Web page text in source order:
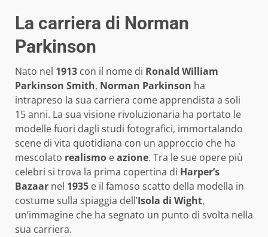
La carriera di Norman
Parkinson
Nato nel 1913 con il nome di Ronald William
Parkinson Smith, Norman Parkinson ha
intrapreso la sua carriera come apprendista a soli
15 anni. La sua visione rivoluzionaria ha portato le
modelle fuori dagli studi fotografici, immortalando
scene di vita quotidiana con un approccio che ha
mescolato realismo eazione. Tra le sue opere più
celebri si trova la prima copertina di Harper’s
Bazaar nel 1935 e il famoso scatto della modella in
costume sulla spiaggia dell’Isola di Wight,
un’immagine che ha segnato un punto di svolta nella
sua carriera.